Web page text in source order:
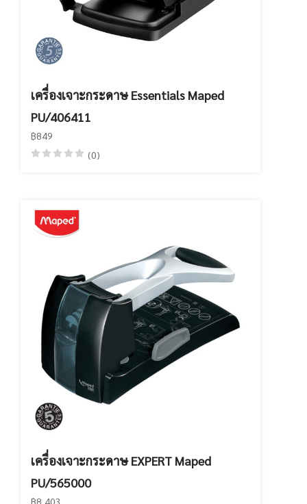
เครื่องเจาะกระดาษ Essentials Maped
PU/406411
฿849
(0)
เครื่องเจาะกระดาษ EXPERT Maped
PU/565000
฿8,403